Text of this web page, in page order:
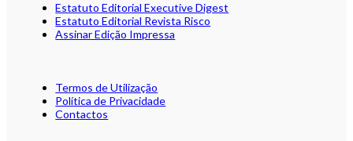
Estatuto Editorial Executive Digest
Estatuto Editorial Revista Risco
Assinar Edição Impressa
Termos de Utilização
Política de Privacidade
Contactos